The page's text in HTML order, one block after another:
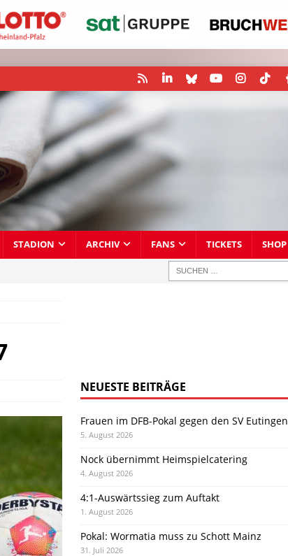
STADION ARCHIV FANS TICKETS SHOP
NEUESTE BEITRÄGE
Frauen im DFB-Pokal gegen den SV Eutingen
5. August 2026
Nock übernimmt Heimspielcatering
4. August 2026
4:1-Auswärtssieg zum Auftakt
1. August 2026
Pokal: Wormatia muss zu Schott Mainz
31. Juli 2026